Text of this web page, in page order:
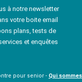
à notre newsletter
votre boite email
plans, tests de
et enquêtes
pour senior - Qui